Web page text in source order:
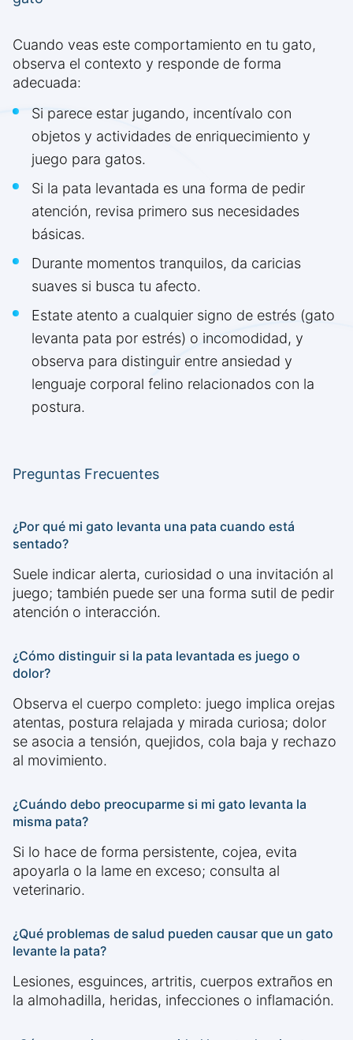
Cuando veas este comportamiento en tu gato,
observa el contexto y responde de forma
adecuada:
Si parece estar jugando, incentívalo con
objetos y actividades de enriquecimiento y
juego para gatos.
Si la pata levantada es una forma de pedir
atención, revisa primero sus necesidades
básicas.
Durante momentos tranquilos, da caricias
suaves si busca tu afecto.
Estate atento a cualquier signo de estrés (gato
levanta pata por estrés) o incomodidad, y
observa para distinguir entre ansiedad y
lenguaje corporal felino relacionados con la
postura.
Preguntas Frecuentes
¿Por qué mi gato levanta una pata cuando está
sentado?
Suele indicar alerta, curiosidad o una invitación al
juego; también puede ser una forma sutil de pedir
atención o interacción.
¿Cómo distinguir si la pata levantada es juego o
dolor?
Observa el cuerpo completo: juego implica orejas
atentas, postura relajada y mirada curiosa; dolor
se asocia a tensión, quejidos, cola baja y rechazo
al movimiento.
¿Cuándo debo preocuparme si mi gato levanta la
misma pata?
Si lo hace de forma persistente, cojea, evita
apoyarla o la lame en exceso; consulta al
veterinario.
¿Qué problemas de salud pueden causar que un gato
levante la pata?
Lesiones, esguinces, artritis, cuerpos extraños en
la almohadilla, heridas, infecciones o inflamación.